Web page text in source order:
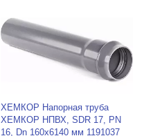
ХЕМКОР Напорная труба
ХЕМКОР НПВХ, SDR 17, PN
16, Dn 160x6140 мм 1191037